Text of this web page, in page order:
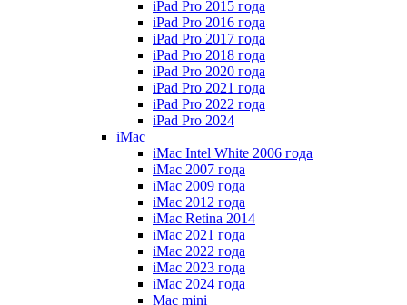
iPad Pro 2015 года
iPad Pro 2016 года
iPad Pro 2017 года
iPad Pro 2018 года
iPad Pro 2020 года
iPad Pro 2021 года
iPad Pro 2022 года
iPad Pro 2024
iMac
iMac Intel White 2006 года
iMac 2007 года
iMac 2009 года
iMac 2012 года
iMac Retina 2014
iMac 2021 года
iMac 2022 года
iMac 2023 года
iMac 2024 года
Mac mini